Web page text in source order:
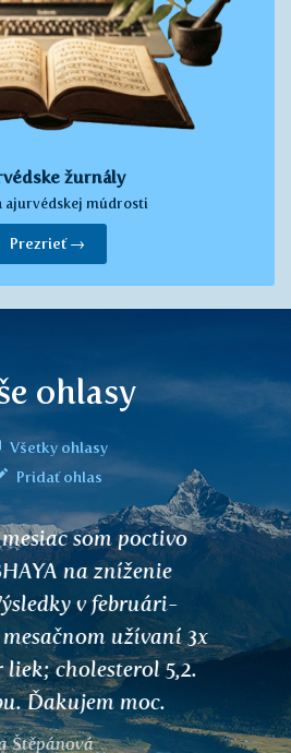
žurnály
ajurvédskej múdrosti
Prezrieť →
ohlasy
Všetky ohlasy
Pridať ohlas
riešila všetko,
problémy je potrebné
Tak som sa ponorila do
si to vynachváliť. Čaj
nepríjemného zápalu
keď som už mala krv v
sa nedalo zniesť. Čaj